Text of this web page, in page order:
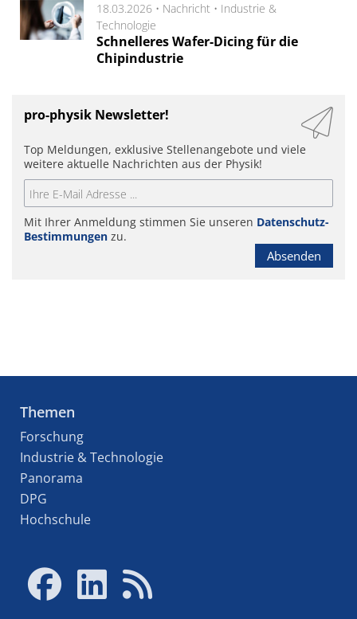
18.03.2026 • Nachricht • Industrie &
Technologie
Schnelleres Wafer-Dicing für die
Chipindustrie
pro-physik Newsletter!
Top Meldungen, exklusive Stellenangebote und viele
weitere aktuelle Nachrichten aus der Physik!
Mit Ihrer Anmeldung stimmen Sie unseren Datenschutz-
Bestimmungen zu.
Absenden
Themen
Forschung
Industrie & Technologie
Panorama
DPG
Hochschule